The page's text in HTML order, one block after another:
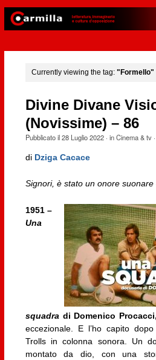
Currently viewing the tag: "Formello"
Divine Divane
(Novissime) – 86
Pubblicato il28 Luglio 2022· inCinema & tv·
di Dziga Cacace
Signori, è stato un onore suonare
1951 –
Una
squadradi Domenico
eccezionale. E l’ho capito
Trolls in colonna sonora. Un
montato da dio, con una